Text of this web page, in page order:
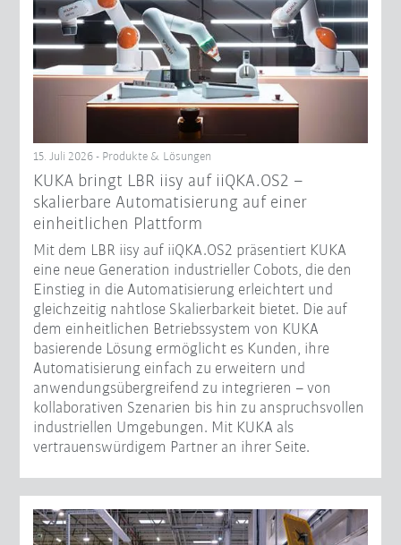
15. Juli 2026 - Produkte & Lösungen
KUKA bringt LBR iisy auf iiQKA.OS2 –
skalierbare Automatisierung auf einer
einheitlichen Plattform
Mit dem LBR iisy auf iiQKA.OS2 präsentiert KUKA
eine neue Generation industrieller Cobots, die den
Einstieg in die Automatisierung erleichtert und
gleichzeitig nahtlose Skalierbarkeit bietet. Die auf
dem einheitlichen Betriebssystem von KUKA
basierende Lösung ermöglicht es Kunden, ihre
Automatisierung einfach zu erweitern und
anwendungsübergreifend zu integrieren – von
kollaborativen Szenarien bis hin zu anspruchsvollen
industriellen Umgebungen. Mit KUKA als
vertrauenswürdigem Partner an ihrer Seite.